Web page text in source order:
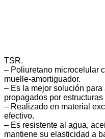
TSR.
– Poliuretano microcelular
muelle-amortiguador.
– Es la mejor solución
propagados por estructuras
– Realizado en material
efectivo.
– Es resistente al agua,
mantiene su elasticidad a